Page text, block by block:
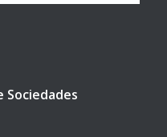
Sociedades